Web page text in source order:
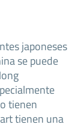
japoneses
se puede
tienen
tienen una